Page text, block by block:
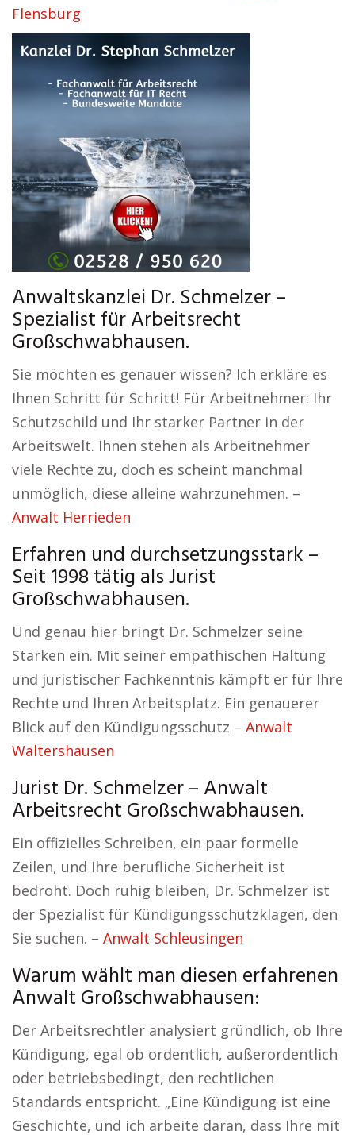
Flensburg
Anwaltskanzlei Dr. Schmelzer –
Spezialist für Arbeitsrecht
Großschwabhausen.
Sie möchten es genauer wissen? Ich erkläre es
Ihnen Schritt für Schritt! Für Arbeitnehmer: Ihr
Schutzschild und Ihr starker Partner in der
Arbeitswelt. Ihnen stehen als Arbeitnehmer
viele Rechte zu, doch es scheint manchmal
unmöglich, diese alleine wahrzunehmen. –
Anwalt Herrieden
Erfahren und durchsetzungsstark –
Seit 1998 tätig als Jurist
Großschwabhausen.
Und genau hier bringt Dr. Schmelzer seine
Stärken ein. Mit seiner empathischen Haltung
und juristischer Fachkenntnis kämpft er für Ihre
Rechte und Ihren Arbeitsplatz. Ein genauerer
Blick auf den Kündigungsschutz – Anwalt
Waltershausen
Jurist Dr. Schmelzer – Anwalt
Arbeitsrecht Großschwabhausen.
Ein offizielles Schreiben, ein paar formelle
Zeilen, und Ihre berufliche Sicherheit ist
bedroht. Doch ruhig bleiben, Dr. Schmelzer ist
der Spezialist für Kündigungsschutzklagen, den
Sie suchen. – Anwalt Schleusingen
Warum wählt man diesen erfahrenen
Anwalt Großschwabhausen:
Der Arbeitsrechtler analysiert gründlich, ob Ihre
Kündigung, egal ob ordentlich, außerordentlich
oder betriebsbedingt, den rechtlichen
Standards entspricht. „Eine Kündigung ist eine
Geschichte, und ich arbeite daran, dass Ihre mit